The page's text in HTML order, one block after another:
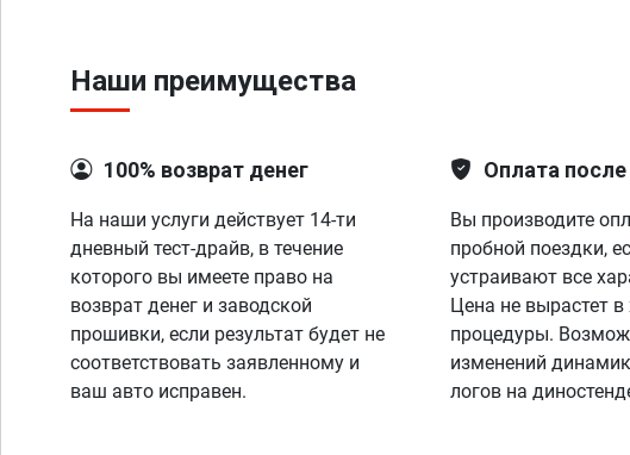
Наши преимущества
100% возврат денег
На наши услуги действует 14-ти
дневный тест-драйв, в течение
которого вы имеете право на
возврат денег и заводской
прошивки, если результат будет не
соответствовать заявленному и
ваш авто исправен.
Оплата
Вы производите
пробной поездки,
устраивают все
Цена не вырастет в
процедуры.
изменений
логов на